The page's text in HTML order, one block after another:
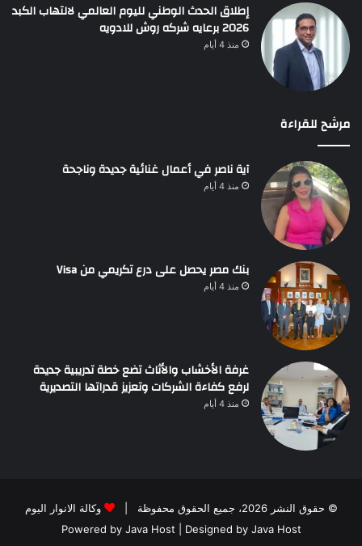
إطلاق الحدث الوطني لليوم العالمي لالتهاب الكبد
2026 برعايه شركه روش للادويه
منذ 4 أيام
مرشح للقراءة
آية ناصر في أعمال غنائية جديدة وناجحة
منذ 4 أيام
بنك مصر يحصل على درع تكريمي من Visa
منذ 4 أيام
غرفة الأخشاب والأثاث تضع خطة تدريبية جديدة
لرفع كفاءة الشركات وتعزيز قدراتها التصديرية
منذ 4 أيام
© حقوق النشر 2026، جميع الحقوق محفوظة |
وكالة الانوار اليوم
Powered by Java Host | Designed by Java Host